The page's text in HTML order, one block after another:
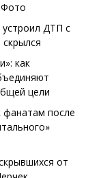
Фото
ДТП с
как
цели
фанатам после
от